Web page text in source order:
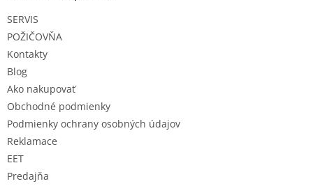
SERVIS
POŽIČOVŇA
Kontakty
Blog
Ako nakupovať
Obchodné podmienky
Podmienky ochrany osobných údajov
Reklamace
EET
Predajňa